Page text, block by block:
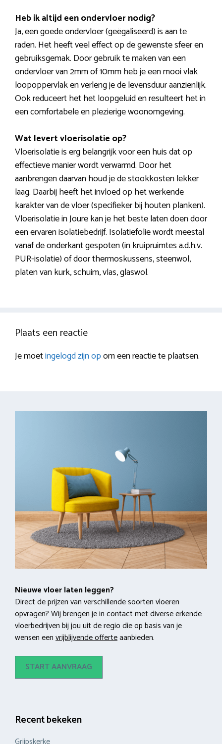
Heb ik altijd een ondervloer nodig?
Ja, een goede ondervloer (geëgaliseerd) is aan te
raden. Het heeft veel effect op de gewenste sfeer en
gebruiksgemak. Door gebruik te maken van een
ondervloer van 2mm of 10mm heb je een mooi vlak
loopoppervlak en verleng je de levensduur aanzienlijk.
Ook reduceert het het loopgeluid en resulteert het in
een comfortabele en plezierige woonomgeving.
Wat levert vloerisolatie op?
Vloerisolatie is erg belangrijk voor een huis dat op
effectieve manier wordt verwarmd. Door het
aanbrengen daarvan houd je de stookkosten lekker
laag. Daarbij heeft het invloed op het werkende
karakter van de vloer (specifieker bij houten planken).
Vloerisolatie in Joure kan je het beste laten doen door
een ervaren isolatiebedrijf. Isolatiefolie wordt meestal
vanaf de onderkant gespoten (in kruipruimtes a.d.h.v.
PUR-isolatie) of door thermoskussens, steenwol,
platen van kurk, schuim, vlas, glaswol.
Plaats een reactie
Je moetingelogd zijn opom een reactie te plaatsen.
Nieuwe vloer laten leggen?
Direct de prijzen van verschillende soorten vloeren
opvragen? Wij brengen je in contact met diverse erkende
vloerbedrijven bij jou uit de regio die op basis van je
wensen eenvrijblijvende offerteaanbieden.
START AANVRAAG
Recent bekeken